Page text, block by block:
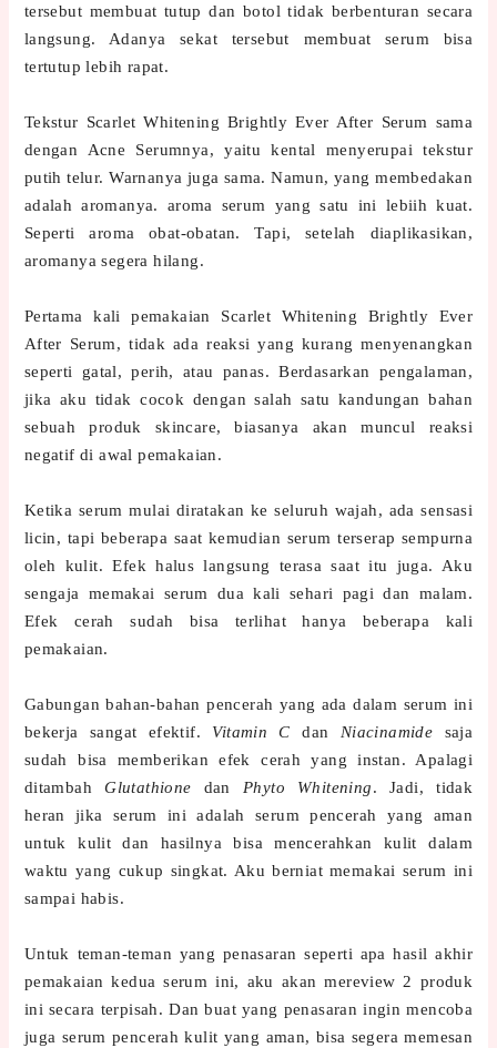
tersebut membuat tutup dan botol tidak berbenturan secara
langsung. Adanya sekat tersebut membuat serum bisa
tertutup lebih rapat.
Tekstur Scarlet Whitening Brightly Ever After Serum sama
dengan Acne Serumnya, yaitu kental menyerupai tekstur
putih telur. Warnanya juga sama. Namun, yang membedakan
adalah aromanya. aroma serum yang satu ini lebiih kuat.
Seperti aroma obat-obatan. Tapi, setelah diaplikasikan,
aromanya segera hilang.
Pertama kali pemakaian Scarlet Whitening Brightly Ever
After Serum, tidak ada reaksi yang kurang menyenangkan
seperti gatal, perih, atau panas. Berdasarkan pengalaman,
jika aku tidak cocok dengan salah satu kandungan bahan
sebuah produk skincare, biasanya akan muncul reaksi
negatif di awal pemakaian.
Ketika serum mulai diratakan ke seluruh wajah, ada sensasi
licin, tapi beberapa saat kemudian serum terserap sempurna
oleh kulit. Efek halus langsung terasa saat itu juga. Aku
sengaja memakai serum dua kali sehari pagi dan malam.
Efek cerah sudah bisa terlihat hanya beberapa kali
pemakaian.
Gabungan bahan-bahan pencerah yang ada dalam serum ini
bekerja sangat efektif. Vitamin C dan Niacinamide saja
sudah bisa memberikan efek cerah yang instan. Apalagi
ditambahGlutathione dan Phyto Whitening. Jadi, tidak
heran jika serum ini adalah serum pencerah yang aman
untuk kulit dan hasilnya bisa mencerahkan kulit dalam
waktu yang cukup singkat. Aku berniat memakai serum ini
sampai habis.
Untuk teman-teman yang penasaran seperti apa hasil akhir
pemakaian kedua serum ini, aku akan mereview 2 produk
ini secara terpisah. Dan buat yang penasaran ingin mencoba
juga serum pencerah kulit yang aman, bisa segera memesan